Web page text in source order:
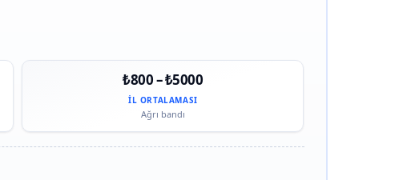
₺800 – ₺5000
İL ORTALAMASI
Ağrı bandı